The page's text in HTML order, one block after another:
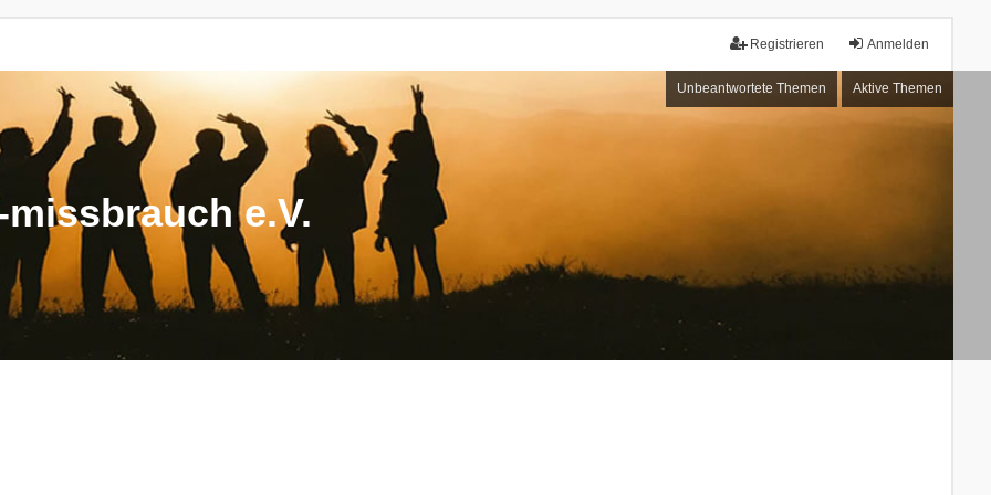
Anmelden
Registrieren
Unbeantwortete Themen Aktive Themen
e.V.